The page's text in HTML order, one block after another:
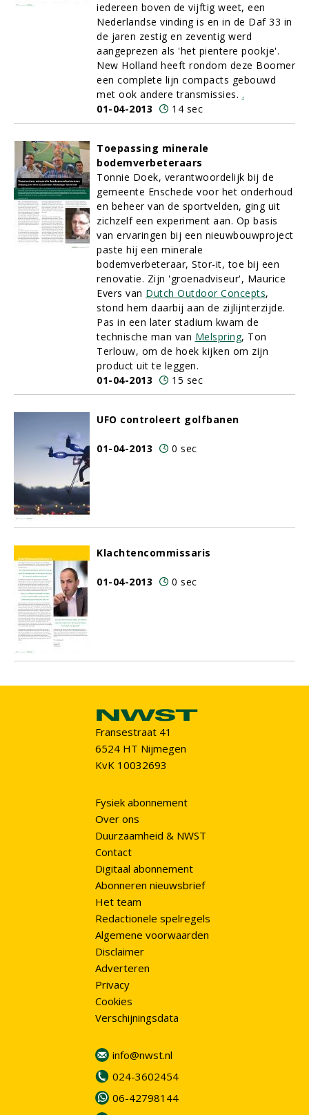
iedereen boven de vijftig weet, een
Nederlandse vinding is en in de Daf 33 in
de jaren zestig en zeventig werd
aangeprezen als 'het pientere pookje'.
New Holland heeft rondom deze Boomer
een complete lijn compacts gebouwd
met ook andere transmissies. .
01-04-2013
14 sec
Toepassing minerale
bodemverbeteraars
Tonnie Doek, verantwoordelijk bij de
gemeente Enschede voor het onderhoud
en beheer van de sportvelden, ging uit
zichzelf een experiment aan. Op basis
van ervaringen bij een nieuwbouwproject
paste hij een minerale
bodemverbeteraar, Stor-it, toe bij een
renovatie. Zijn 'groenadviseur', Maurice
Evers van Dutch Outdoor Concepts,
stond hem daarbij aan de zijlijnterzijde.
Pas in een later stadium kwam de
technische man van Melspring, Ton
Terlouw, om de hoek kijken om zijn
product uit te leggen.
01-04-2013
15 sec
UFO controleert golfbanen
01-04-2013 0 sec
Klachtencommissaris
01-04-2013 0 sec
Fransestraat 41
6524 HT Nijmegen
KvK 10032693
Fysiek abonnement
Over ons
Duurzaamheid & NWST
Contact
Digitaal abonnement
Abonneren nieuwsbrief
Het team
Redactionele spelregels
Algemene voorwaarden
Disclaimer
Adverteren
Privacy
Cookies
Verschijningsdata
info@nwst.nl
024-3602454
06-42798144